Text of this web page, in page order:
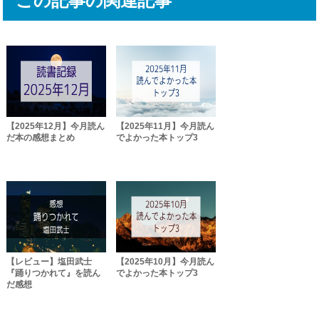
【2025年12月】今月読ん
だ本の感想まとめ
【2025年11月】今月読ん
でよかった本トップ3
【レビュー】塩田武士
『踊りつかれて』を読ん
だ感想
【2025年10月】今月読ん
でよかった本トップ3